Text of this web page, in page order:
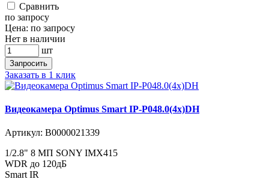
Cравнить
по запросу
Цена: по запросу
Нет в наличии
шт
Запросить
Заказать в 1 клик
Видеокамера Optimus Smart IP-P048.0(4x)DH
Артикул: В0000021339
1/2.8" 8 МП SONY IMX415
WDR до 120дБ
Smart IR